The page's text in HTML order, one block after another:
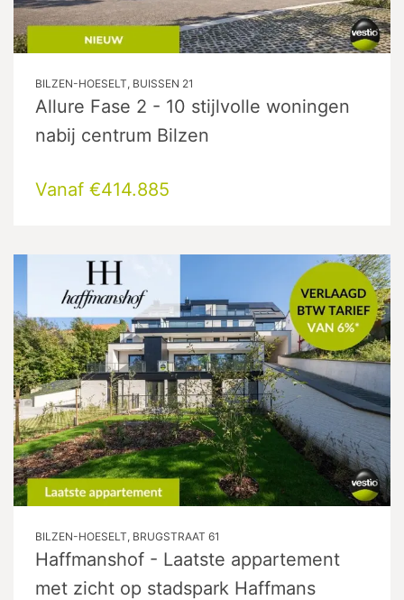
BILZEN-HOESELT, BUISSEN 21
Allure Fase 2 - 10 stijlvolle woningen
nabij centrum Bilzen
Vanaf €414.885
BILZEN-HOESELT, BRUGSTRAAT 61
Haffmanshof - Laatste appartement
met zicht op stadspark Haffmans